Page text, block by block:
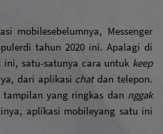
mobilesebelumnya, Messenger
di tahun 2020 ini. Apalagi di
ini, satu-satunya cara untuk keep
dari aplikasi chat dan telepon.
tampilan yang ringkas dan nggak
aplikasi mobileyang satu ini